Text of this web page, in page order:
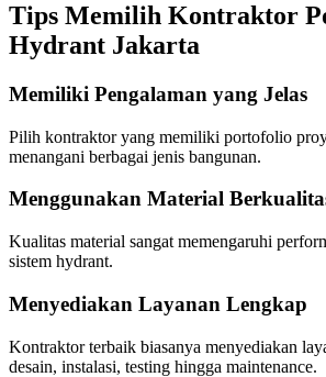
Tips Memilih Kontraktor
Hydrant Jakarta
Memiliki Pengalaman yang Jelas
Pilih kontraktor yang memiliki portofolio
menangani berbagai jenis bangunan.
Menggunakan Material
Kualitas material sangat memengaruhi
sistem hydrant.
Menyediakan Layanan Lengkap
Kontraktor terbaik biasanya menyediakan
desain, instalasi, testing hingga maintenance.